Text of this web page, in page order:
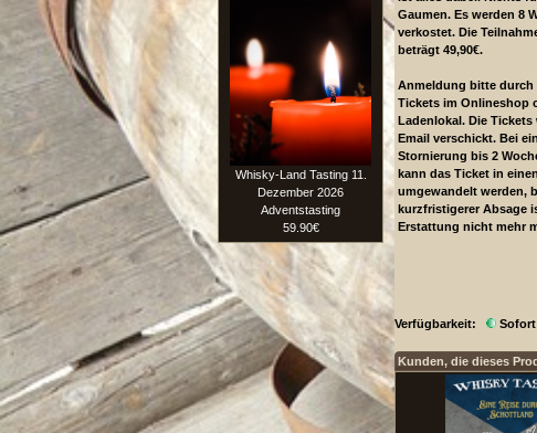
Gaumen. Es werden 8
verkostet. Die
beträgt 49,90€.
Anmeldung bitte durch
Tickets im Onlineshop
Ladenlokal. Die Tickets
Email verschickt. Bei
Stornierung bis 2
kann das Ticket in
umgewandelt werden,
kurzfristigerer Absage
Erstattung nicht mehr
Verfügbarkeit:
Kunden, die dieses
Whisky-Land Tasting 11.
Dezember 2026
Adventstasting
59.90€